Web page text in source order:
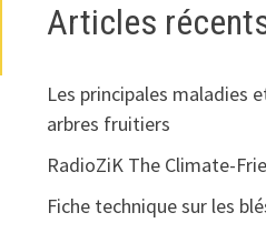
Articles
Les principales maladies
arbres fruitiers
RadioZiK The Climate-
Fiche technique sur les